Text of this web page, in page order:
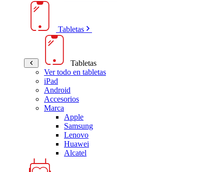
Tabletas
Tabletas
Ver todo en tabletas
iPad
Android
Accesorios
Marca
Apple
Samsung
Lenovo
Huawei
Alcatel